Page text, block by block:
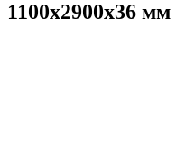
1100х2900х36 мм